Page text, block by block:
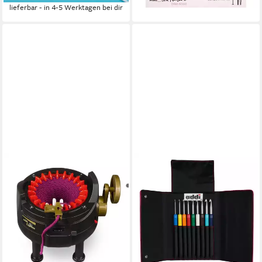
lieferbar - in 4-5 Werktagen bei dir
addiClick System